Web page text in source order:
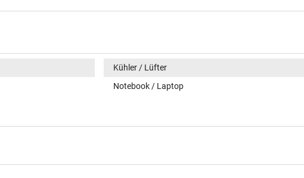
Kühler / Lüfter
Notebook / Laptop